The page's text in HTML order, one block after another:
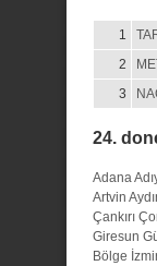
1
2
3
24.
Adana
Artvin
Çankırı
Giresun
Bölge